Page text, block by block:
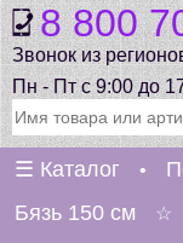
8 800
Звонок из
Пн - Пт с 9:00 до
☰ Каталог •
Бязь 150 см ☆